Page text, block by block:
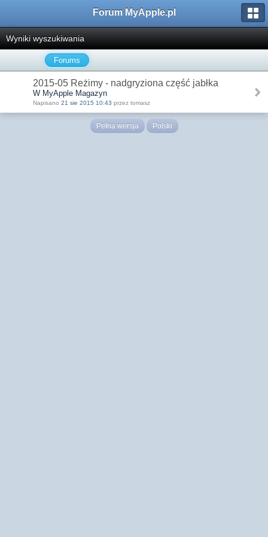
Forum MyApple.pl
Wyniki wyszukiwania
Forums
2015-05 Reżimy - nadgryziona część jabłka
W MyApple Magazyn
Napisano 21 sie 2015 10:43 przez tomasz
Pełna wersja Polski